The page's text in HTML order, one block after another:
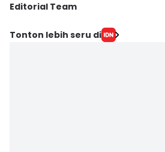
Editorial Team
Editor
Tonton lebih seru di